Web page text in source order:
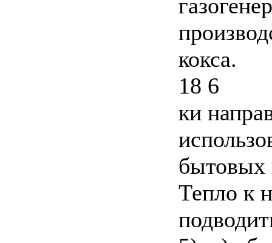
кокса.
18 6
ки
бытовых
Тепло к